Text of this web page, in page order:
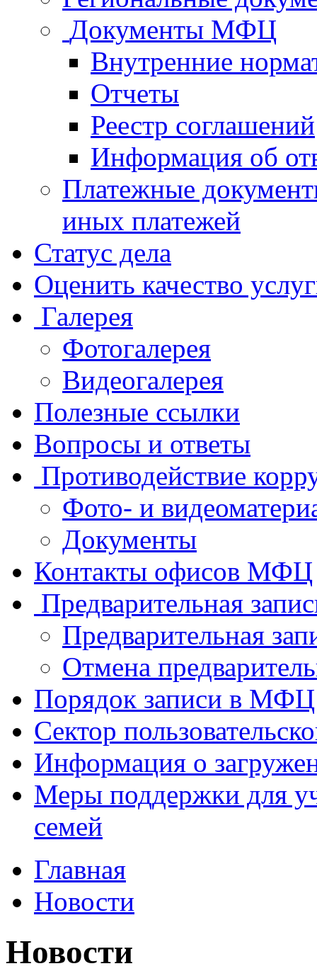
Документы МФЦ
Внутренние
Отчеты
Реестр соглашений
Информация об
Платежные
иных платежей
Статус дела
Оценить качество
Галерея
Фотогалерея
Видеогалерея
Полезные ссылки
Вопросы и ответы
Противодействие
Фото- и
Документы
Контакты офисов МФЦ
Предварительная
Предварительная
Отмена
Порядок записи в МФЦ
Сектор
Информация о
Меры поддержки для
семей
Главная
Новости
Новости